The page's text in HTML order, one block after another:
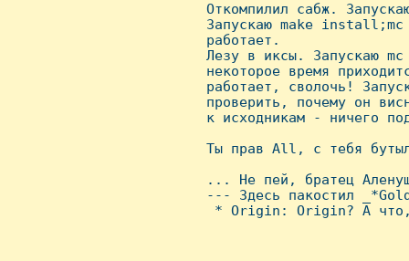
Откомпилил сабж.
Запускаю make
работает.
Лезу в иксы. Запускаю
некоторое время
работает, сволочь!
проверить, почему он
к исходникам - ничего
Ты прав All, с тебя
... Hе пей, братец
--- Здесь пакостил
* Origin: Origin? А